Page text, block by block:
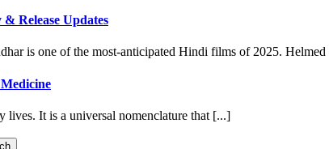
Release Updates
is one of the most-anticipated Hindi films of 2025. Helmed
lives. It is a universal nomenclature that [...]